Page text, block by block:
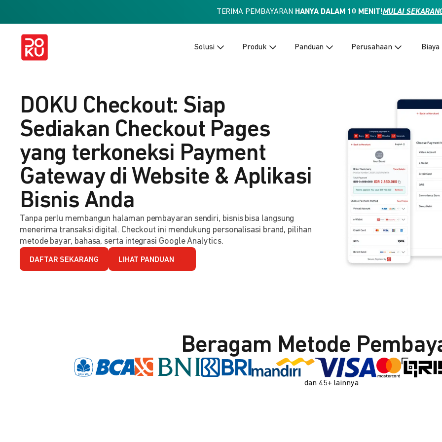
TERIMA PEMBAYARAN HANYA DALAM 10 MENIT!MULAI
Solusi Produk Panduan Perusahaan Biaya
DOKU Checkout: Siap
Sediakan Checkout Pages
yang terkoneksi Payment
Gateway di Website & Aplikasi
Bisnis Anda
Tanpa perlu membangun halaman pembayaran sendiri, bisnis bisa langsung
menerima transaksi digital. Checkout ini mendukung personalisasi brand, pilihan
metode bayar, bahasa, serta integrasi Google Analytics.
DAFTAR SEKARANG LIHAT PANDUAN
Beragam Metode
dan 45+ lainnya